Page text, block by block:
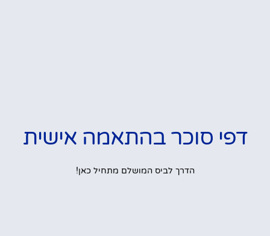
דפי סוכר בהתאמה אישית
הדרך לביס המושלם מתחיל כאן!